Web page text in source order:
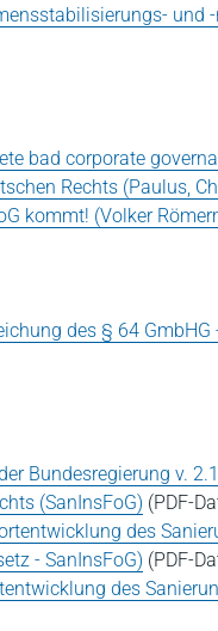
und
bad corporate
Rechts (Paulus,
kommt! (Volker
des § 64
Bundesregierung v.
(SanInsFoG) (PDF-
des
- SanInsFoG) (PDF-
des